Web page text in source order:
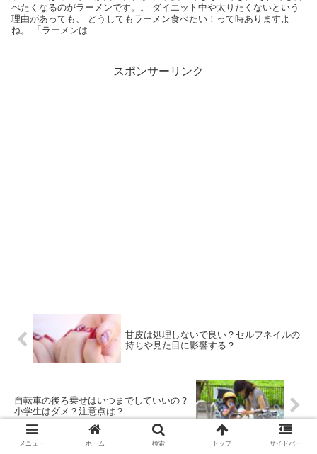
べたくなるのがラーメンです。。 ダイエット中や太りたくないという
理由があっても、 どうしてもラーメン食べたい！って時ありますよ
ね。 「ラーメンは...
スポンサーリンク
甘皮は処理しないで良い？セルフネイルの
持ちや見た目に影響する？
自転車の後ろ乗せはいつまでしていいの？
小学生はダメ？注意点は？
メニュー ホーム 検索 トップ サイドバー